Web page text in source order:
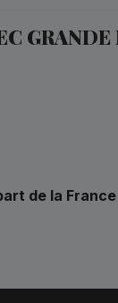
de la France